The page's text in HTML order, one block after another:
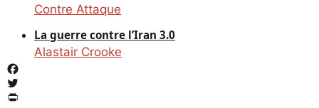
Contre Attaque
La guerre contre l’Iran 3.0
Alastair Crooke
Facebook
Twitter